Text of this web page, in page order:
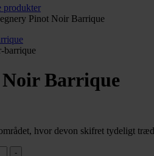
produkter
Pinot Noir Barrique
Barrique
hvor devon skifret tydeligt
-